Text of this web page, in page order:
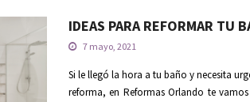
IDEAS PARA REFORMAR TU
7 mayo, 2021
Si le llegó la hora a tu baño y necesita
reforma, en Reformas Orlando te